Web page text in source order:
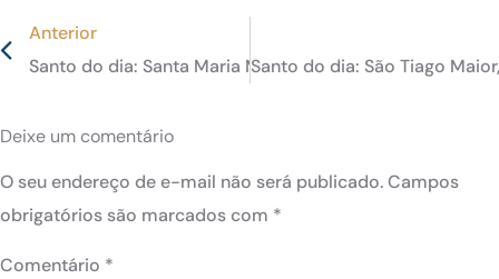
Anterior
Santo do dia: Santa Maria Madalena, primeira
Santo do dia: São Tiago
Deixe um comentário
O seu endereço de e-mail não será publicado.Campos
obrigatórios são marcados com *
Comentário *